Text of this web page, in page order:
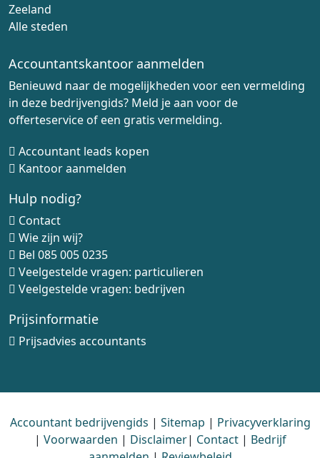
Zeeland
Alle steden
Accountantskantoor aanmelden
Benieuwd naar de mogelijkheden voor een vermelding
in deze bedrijvengids? Meld je aan voor de
offerteservice of een gratis vermelding.
Accountant leads kopen
Kantoor aanmelden
Hulp nodig?
Contact
Wie zijn wij?
Bel 085 005 0235
Veelgestelde vragen: particulieren
Veelgestelde vragen: bedrijven
Prijsinformatie
Prijsadvies accountants
Accountant bedrijvengids | Sitemap | Privacyverklaring
| Voorwaarden | Disclaimer| Contact| Bedrijf